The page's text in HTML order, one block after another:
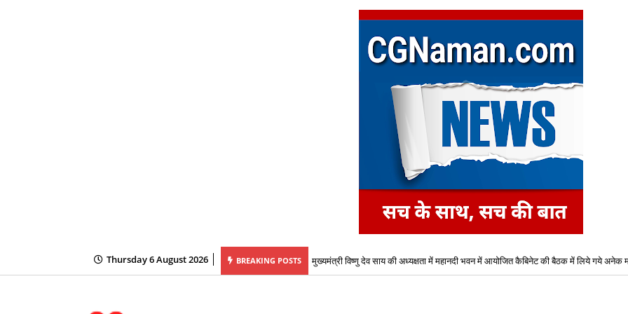
Thursday 6 August 2026 BREAKING POSTS
शैक्षणिक सत्र 2026-27 हेतु B-Tech (कृषि अभियांत्रिकी) एवं B-Tech-(खाद्य प्रौद्योगिकी)